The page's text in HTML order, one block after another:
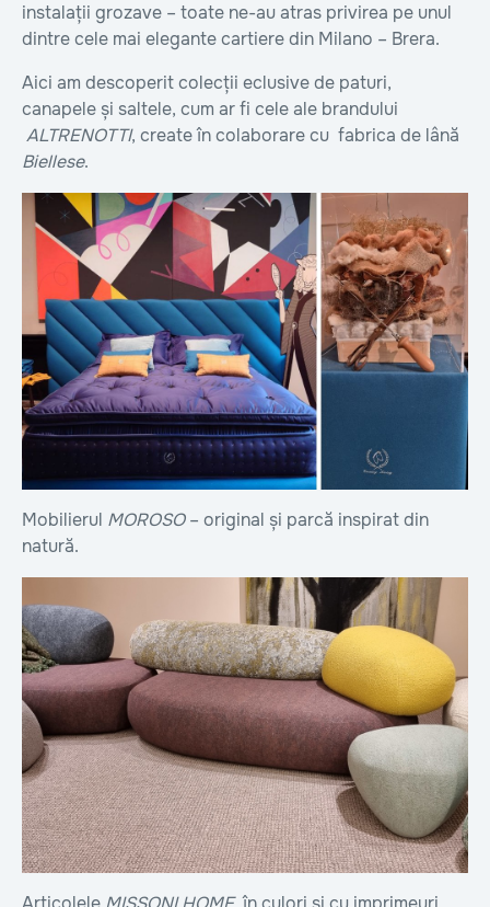
instalații grozave – toate ne-au atras privirea pe unul
dintre cele mai elegante cartiere din Milano – Brera.
Aici am descoperit colecții eclusive de paturi,
canapele și saltele, cum ar fi cele ale brandului
ALTRENOTTI, create în colaborare cu fabrica de lână
Biellese.
Mobilierul MOROSO– original și parcă inspirat din
natură.